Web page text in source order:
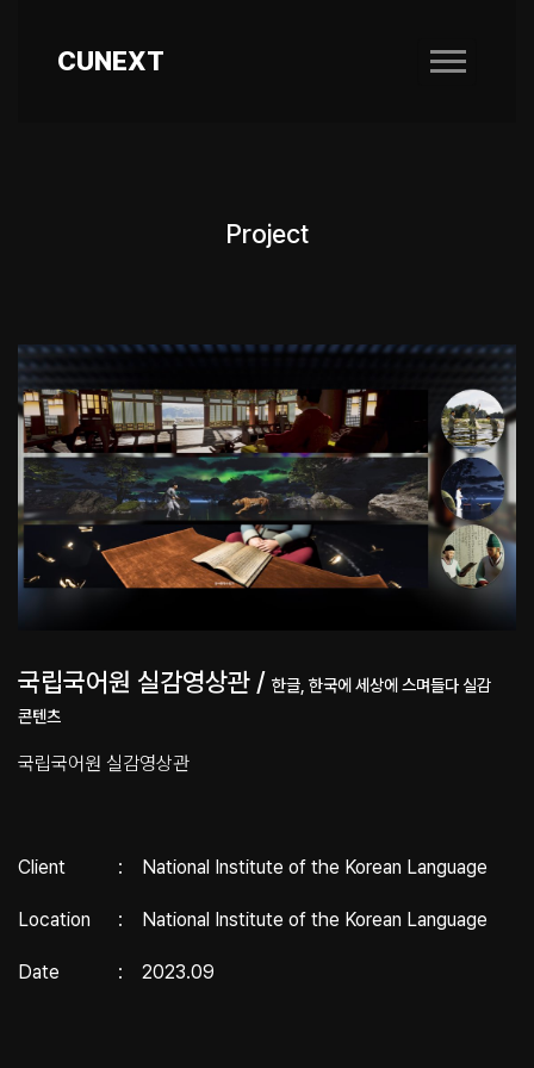
CUNEXT
Project
국립국어원 실감영상관 / 한글, 한국에 세상에 스며들다 실감
콘텐츠
국립국어원 실감영상관
Client : National Institute of the Korean Language
Location : National Institute of the Korean Language
Date : 2023.09